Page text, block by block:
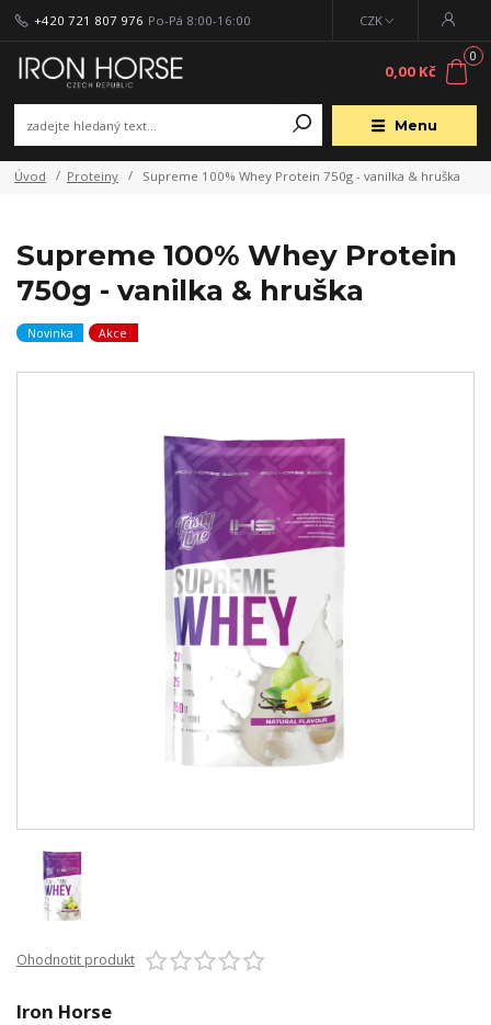
Menu
CZK
+420 721 807 976 Po-Pá 8:00-16:00
0
0,00 Kč
Úvod Proteiny Supreme 100% Whey Protein 750g - vanilka & hruška
Supreme 100% Whey Protein
750g - vanilka & hruška
Novinka Akce
Ohodnotit produkt
Iron Horse